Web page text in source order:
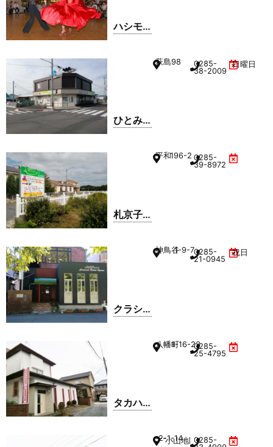
ハシモ
ひとみ
萩島98
0285-
38-2009
日曜日
札京子
平和196-2 0285-
39-8972
クラシ
神鳥谷1-9-70285-
21-0945
祝日
タカハ
八幡町1-16-230285-
25-4795
---
2-1-14
小山地区勤労者センター内
0285-